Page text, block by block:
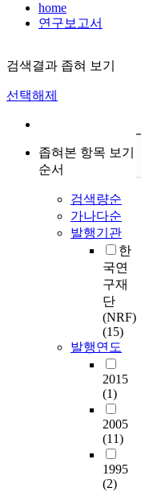
home
연구보고서
검색결과 좁혀 보기
선택해제
좁혀본 항목 보기
순서
검색량순
가나다순
발행기관
한
국연
구재
단
(NRF)
(15)
발행연도
2015
(1)
2005
(11)
1995
(2)